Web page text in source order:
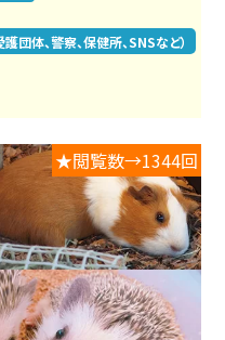
体、警察、保健所、SNSなど）
★閲覧数→1344回